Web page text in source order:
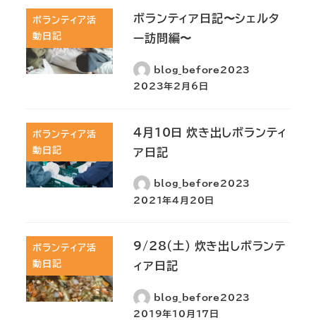
ボランティア活
動日記
ボランティア日記〜シェルタ
ー訪問編〜
blog_before2023
2023年2月6日
ボランティア活
動日記
4月10日 炊き出しボランティ
ア日記
blog_before2023
2021年4月20日
ボランティア活
動日記
9/28(土) 炊き出しボランテ
ィア日記
blog_before2023
2019年10月17日